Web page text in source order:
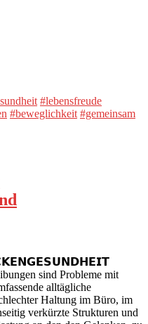
#lebensfreude
#beweglichkeit #gemeinsam
sind Probleme mit
alltägliche
Haltung im Büro, im
verkürzte Strukturen und